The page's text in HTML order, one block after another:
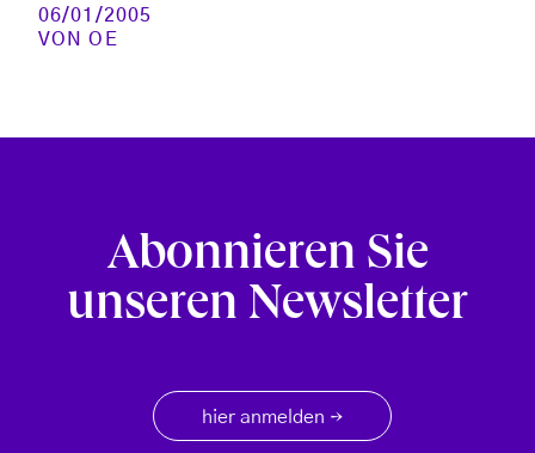
06/01/2005
VONOE
Abonnieren Sie
unseren Newsletter
hier anmelden →